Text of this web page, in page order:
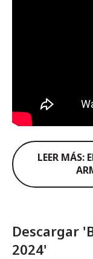
LEER MÁS:
Descargar
2024'